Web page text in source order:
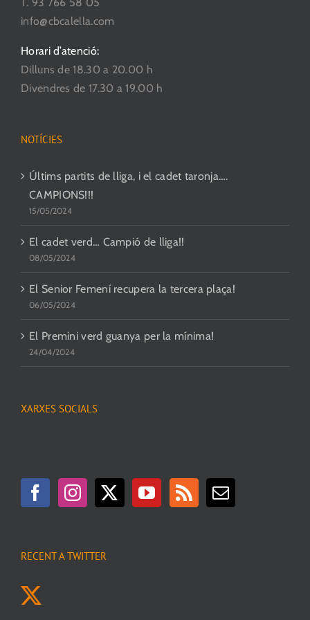
info@cbcalella.com
Horari d’atenció:
Dilluns de 18.30 a 20.00 h
Divendres de 17.30 a 19.00 h
NOTÍCIES
Últims partits de lliga, i el cadet taronja….
CAMPIONS!!!
15/05/2024
El cadet verd… Campió de lliga!!
08/05/2024
El Senior Femení recupera la tercera plaça!
06/05/2024
El Premini verd guanya per la mínima!
24/04/2024
XARXES SOCIALS
RECENT A TWITTER